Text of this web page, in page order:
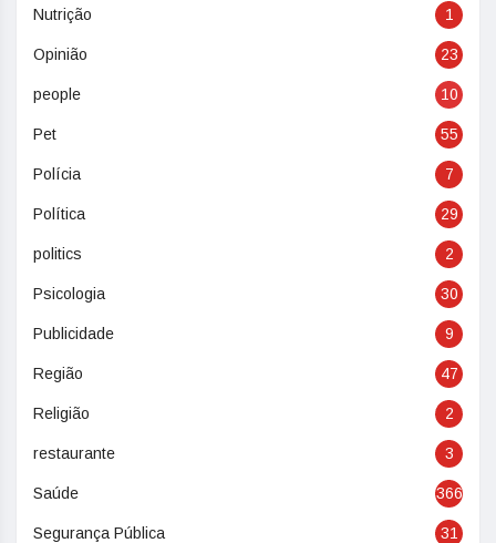
Nutrição 1
Opinião 23
people 10
Pet 55
Polícia 7
Política 29
politics 2
Psicologia 30
Publicidade 9
Região 47
Religião 2
restaurante 3
Saúde 366
Segurança Pública 31